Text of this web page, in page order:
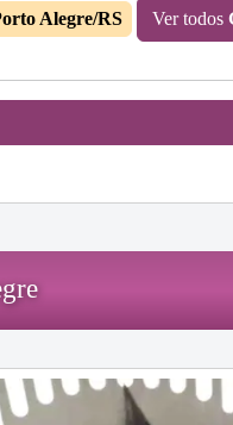
Alegre/RS Ver todos